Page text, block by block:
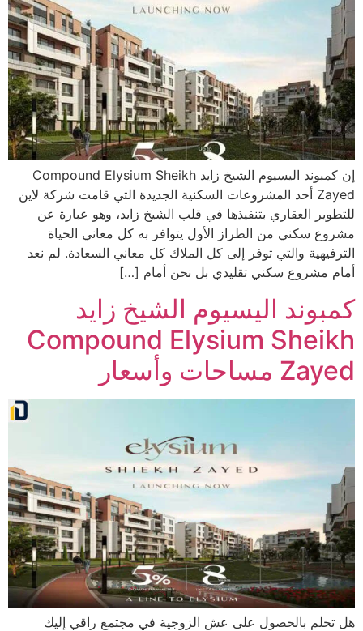
إن كمبوند اليسيوم الشيخ زايد Compound Elysium Sheikh
Zayed أحد المشروعات السكنية الجديدة التي قامت شركة لاين
للتطوير العقاري بتنفيذها في قلب الشيخ زايد، وهو عبارة عن
مشروع سكني من الطراز الأول يتوافر به كل معاني الحياة
الترفيهية والتي توفر إلى كل الملاك كل معاني السعادة. لم نعد
أمام مشروع سكني تقليدي بل نحن أمام […]
كمبوند اليسيوم الشيخ زايد
Compound Elysium Sheikh
Zayed مساحات وأسعار
هل تحلم بالحصول على عش الزوجية في مجتمع راقي إليك